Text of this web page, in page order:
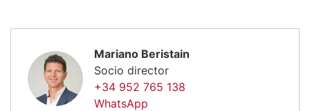
Mariano Beristain
Socio director
+34 952 765 138
WhatsApp